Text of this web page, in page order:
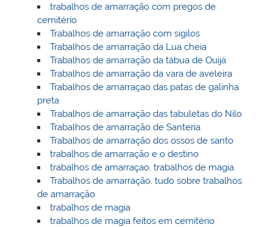
trabalhos de amarração com pregos de
cemitério
Trabalhos de amarração com sigilos
Trabalhos de amarração da Lua cheia
Trabalhos de amarração da tábua de Ouijá
Trabalhos de amarração da vara de aveleira
Trabalhos de amarraçao das patas de galinha
preta
Trabalhos de amarração das tabuletas do Nilo
Trabalhos de amarração de Santeria
Trabalhos de amarração dos ossos de santo
trabalhos de amarração e o destino
trabalhos de amarraçao, trabalhos de magia
Trabalhos de amarração, tudo sobre trabalhos
de amarração
trabalhos de magia
trabalhos de magia feitos em cemitério